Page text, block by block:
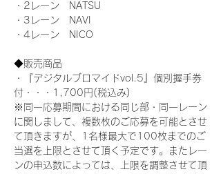
・2レーン　NATSU
・3レーン　NAVI
・4レーン　NICO
◆販売商品
・『デジタルブロマイドvol.5』個別握手券
付・・・1,700円(税込み)
※同一応募期間における同じ部・同一レーン
に関しまして、複数枚のご応募を可能とさせ
て頂きますが、1名様最大で100枚までのご
当選を上限とさせて頂く予定です。またレー
ンの申込数によっては、上限を調整させて頂